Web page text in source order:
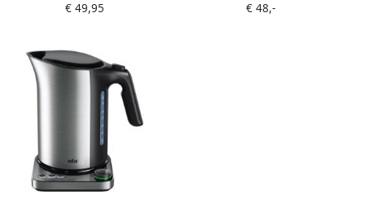
€ 49,95
Keuken&Koken
€ 48,-